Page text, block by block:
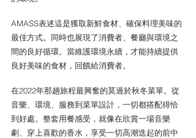
AMASS表述這是獲取新鮮食材、確保料理美味的
最佳方式。同時也展現了消費者、餐廳與環境之
間的良好循環。當維護環境永續，才能持續提供
良好美味的食材，回饋給消費者。
在2022年那趟旅程最興奮的莫過於秋冬菜單。從
音樂、環境、服務到菜單設計，一切都搭配得恰
到好處。整套用餐感受，就像在欣賞一場音樂
劇、穿上喜歡的香水，享受一切高潮迭起的前中